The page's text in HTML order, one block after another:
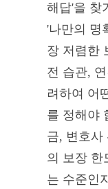
해답'을 찾
'나만의 명
장 저렴한
전 습관,
려하여 어
를 정해야
금, 변호사
의 보장 한
는 수준인